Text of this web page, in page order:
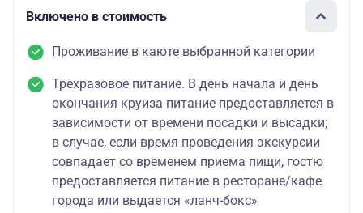
Включено в стоимость
Проживание в каюте выбранной категории
Трехразовое питание. В день начала и день
окончания круиза питание предоставляется в
зависимости от времени посадки и высадки;
в случае, если время проведения экскурсии
совпадает со временем приема пищи, гостю
предоставляется питание в ресторане/кафе
города или выдается «ланч-бокс»